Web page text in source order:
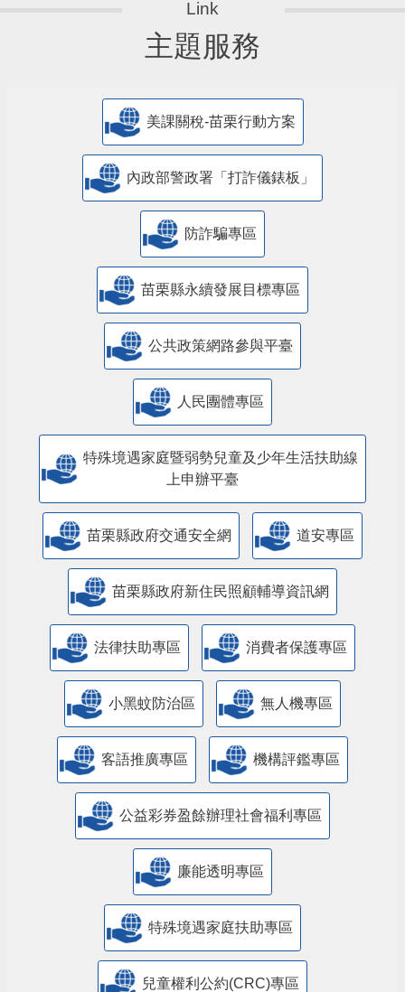
主題服務
美課關稅-苗栗行動方案
內政部警政署「打詐儀錶板」
防詐騙專區
苗栗縣永續發展目標專區
公共政策網路參與平臺
人民團體專區
特殊境遇家庭暨弱勢兒童及少年生活扶助線
上申辦平臺
苗栗縣政府交通安全網 道安專區
苗栗縣政府新住民照顧輔導資訊網
法律扶助專區 消費者保護專區
小黑蚊防治區 無人機專區
客語推廣專區 機構評鑑專區
公益彩券盈餘辦理社會福利專區
廉能透明專區
特殊境遇家庭扶助專區
兒童權利公約(CRC)專區